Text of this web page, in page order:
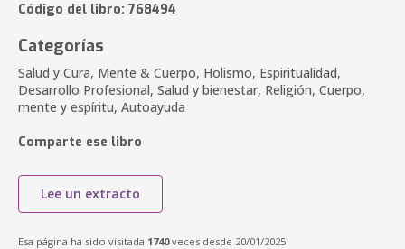
Código del libro: 768494
Categorías
Salud y Cura, Mente & Cuerpo, Holismo, Espiritualidad,
Desarrollo Profesional, Salud y bienestar, Religión, Cuerpo,
mente y espíritu, Autoayuda
Comparte ese libro
Lee un extracto
Esa página ha sido visitada 1740veces desde 20/01/2025